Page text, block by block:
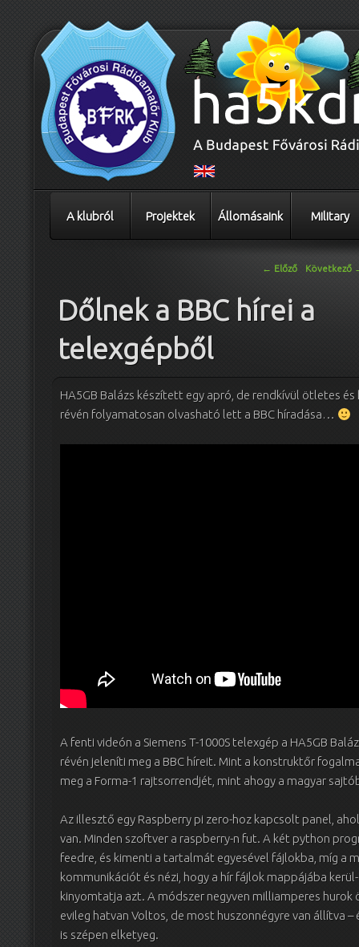
A klubról Projektek Állomásaink Military
← Előző Következő
Dőlnek a BBC hírei a
telexgépből
HA5GB Balázs készített egy apró, de rendkívül ötletes
révén folyamatosan olvasható lett a BBC híradása…
A fenti videón a Siemens T-1000S telexgép a HA5GB
révén jeleníti meg a BBC híreit. Mint a konstruktőr
meg a Forma-1 rajtsorrendjét, mint ahogy a magyar
Az illesztő egy Raspberry pi zero-hoz kapcsolt panel,
van. Minden szoftver a raspberry-n fut. A két python
feedre, és kimenti a tartalmát egyesével fájlokba, míg a
kommunikációt és nézi, hogy a hír fájlok mappájába
kinyomtatja azt. A módszer negyven milliamperes hurok
evileg hatvan Voltos, de most huszonnégyre van állítva
is szépen elketyeg.